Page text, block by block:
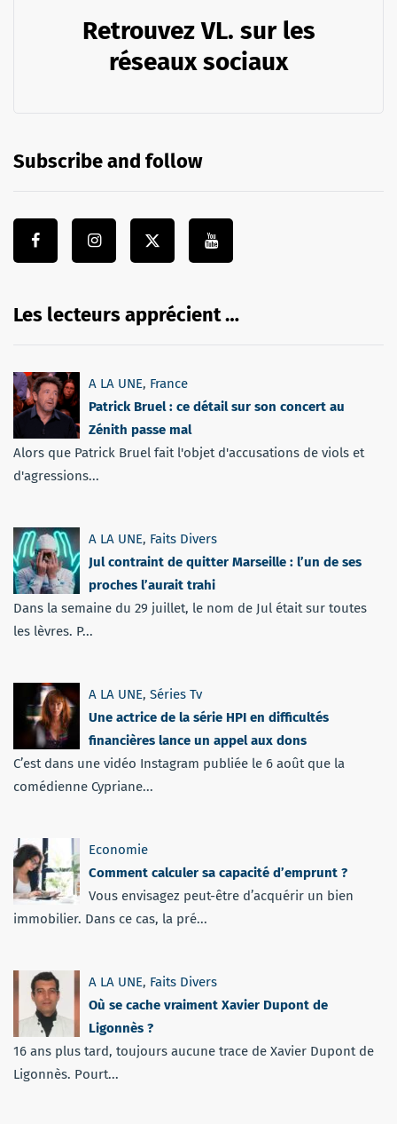
Retrouvez VL. sur les
réseaux sociaux
Subscribe and follow
Les lecteurs apprécient …
A LA UNE, France
Patrick Bruel : ce détail sur son concert au
Zénith passe mal
Alors que Patrick Bruel fait l'objet d'accusations de viols et
d'agressions...
A LA UNE, Faits Divers
Jul contraint de quitter Marseille : l’un de ses
proches l’aurait trahi
Dans la semaine du 29 juillet, le nom de Jul était sur toutes
les lèvres. P...
A LA UNE, Séries Tv
Une actrice de la série HPI en difficultés
financières lance un appel aux dons
C’est dans une vidéo Instagram publiée le 6 août que la
comédienne Cypriane...
Economie
Comment calculer sa capacité d’emprunt ?
Vous envisagez peut-être d’acquérir un bien
immobilier. Dans ce cas, la pré...
A LA UNE, Faits Divers
Où se cache vraiment Xavier Dupont de
Ligonnès ?
16 ans plus tard, toujours aucune trace de Xavier Dupont de
Ligonnès. Pourt...